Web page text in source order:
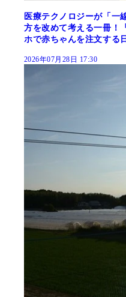
医療テクノロジーが「一
方を改めて考える一冊！
ホで赤ちゃんを注文する
2026年07月28日 17:30